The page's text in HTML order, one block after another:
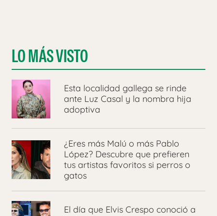
LO MÁS VISTO
Esta localidad gallega se rinde
ante Luz Casal y la nombra hija
adoptiva
¿Eres más Malú o más Pablo
López? Descubre que prefieren
tus artistas favoritos si perros o
gatos
El día que Elvis Crespo conoció a